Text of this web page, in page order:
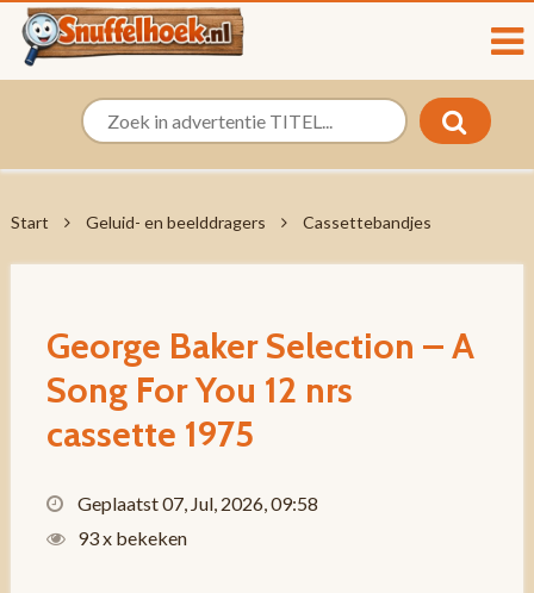
Start Geluid- en beelddragers Cassettebandjes
George Baker Selection – A
Song For You 12 nrs
cassette 1975
Geplaatst 07, Jul, 2026, 09:58
93 x bekeken